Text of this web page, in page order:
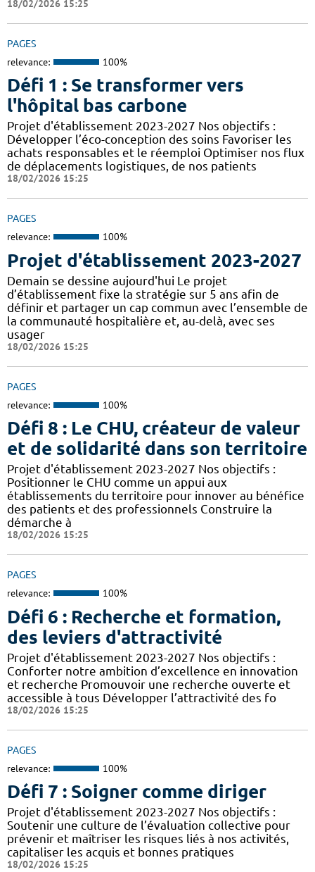
18/02/2026 15:25
PAGES
relevance: 100%
Défi 1 : Se transformer vers
l'hôpital bas carbone
Projet d'établissement 2023-2027 Nos objectifs :
Développer l’éco-conception des soins Favoriser les
achats responsables et le réemploi Optimiser nos flux
de déplacements logistiques, de nos patients
18/02/2026 15:25
PAGES
relevance: 100%
Projet d'établissement 2023-2027
Demain se dessine aujourd'hui Le projet
d’établissement fixe la stratégie sur 5 ans afin de
définir et partager un cap commun avec l’ensemble de
la communauté hospitalière et, au-delà, avec ses
usager
18/02/2026 15:25
PAGES
relevance: 100%
Défi 8 : Le CHU, créateur de valeur
et de solidarité dans son territoire
Projet d'établissement 2023-2027 Nos objectifs :
Positionner le CHU comme un appui aux
établissements du territoire pour innover au bénéfice
des patients et des professionnels Construire la
démarche à
18/02/2026 15:25
PAGES
relevance: 100%
Défi 6 : Recherche et formation,
des leviers d'attractivité
Projet d'établissement 2023-2027 Nos objectifs :
Conforter notre ambition d’excellence en innovation
et recherche Promouvoir une recherche ouverte et
accessible à tous Développer l’attractivité des fo
18/02/2026 15:25
PAGES
relevance: 100%
Défi 7 : Soigner comme diriger
Projet d'établissement 2023-2027 Nos objectifs :
Soutenir une culture de l’évaluation collective pour
prévenir et maîtriser les risques liés à nos activités,
capitaliser les acquis et bonnes pratiques
18/02/2026 15:25